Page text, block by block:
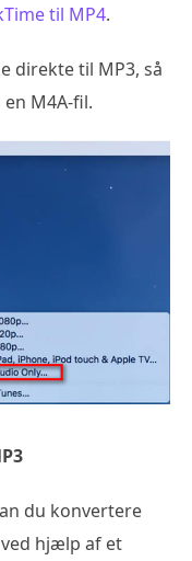
til MP4.
direkte til MP3, så
M4A-fil.
du konvertere
hjælp af et